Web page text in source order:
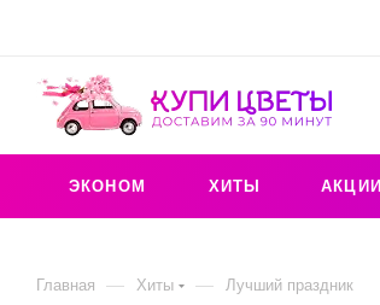
ЭКОНОМ ХИТЫ АКЦИИ
Главная — Хиты — Лучший праздник